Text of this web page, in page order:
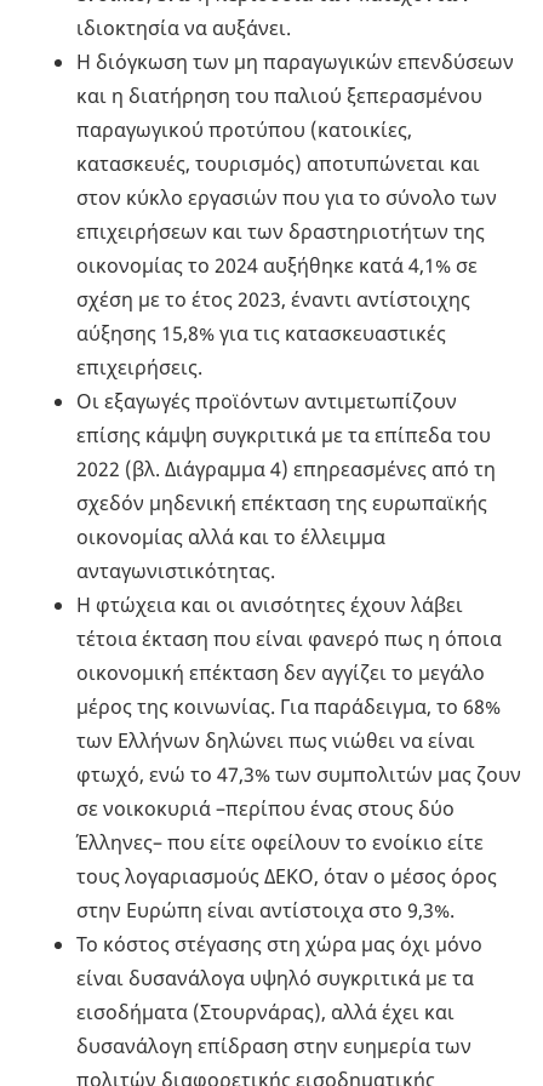
ιδιοκτησία να αυξάνει.
Η διόγκωση των μη παραγωγικών επενδύσεων
και η διατήρηση του παλιού ξεπερασμένου
παραγωγικού προτύπου (κατοικίες,
κατασκευές, τουρισμός) αποτυπώνεται και
στον κύκλο εργασιών που για το σύνολο των
επιχειρήσεων και των δραστηριοτήτων της
οικονομίας το 2024 αυξήθηκε κατά 4,1% σε
σχέση με το έτος 2023, έναντι αντίστοιχης
αύξησης 15,8% για τις κατασκευαστικές
επιχειρήσεις.
Οι εξαγωγές προϊόντων αντιμετωπίζουν
επίσης κάμψη συγκριτικά με τα επίπεδα του
2022 (βλ. Διάγραμμα 4) επηρεασμένες από τη
σχεδόν μηδενική επέκταση της ευρωπαϊκής
οικονομίας αλλά και το έλλειμμα
ανταγωνιστικότητας.
Η φτώχεια και οι ανισότητες έχουν λάβει
τέτοια έκταση που είναι φανερό πως η όποια
οικονομική επέκταση δεν αγγίζει το μεγάλο
μέρος της κοινωνίας. Για παράδειγμα, το 68%
των Ελλήνων δηλώνει πως νιώθει να είναι
φτωχό, ενώ το 47,3% των συμπολιτών μας ζουν
σε νοικοκυριά –περίπου ένας στους δύο
Έλληνες– που είτε οφείλουν το ενοίκιο είτε
τους λογαριασμούς ΔΕΚΟ, όταν ο μέσος όρος
στην Ευρώπη είναι αντίστοιχα στο 9,3%.
Το κόστος στέγασης στη χώρα μας όχι μόνο
είναι δυσανάλογα υψηλό συγκριτικά με τα
εισοδήματα (Στουρνάρας), αλλά έχει και
δυσανάλογη επίδραση στην ευημερία των
πολιτών διαφορετικής εισοδηματικής